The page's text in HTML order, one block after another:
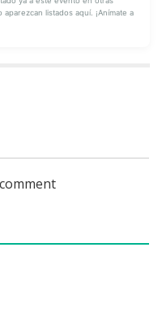
listados aquí. ¡Anímate a